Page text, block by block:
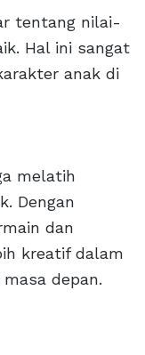
tentang nilai-
Hal ini sangat
anak di
melatih
Dengan
dan
kreatif dalam
depan.